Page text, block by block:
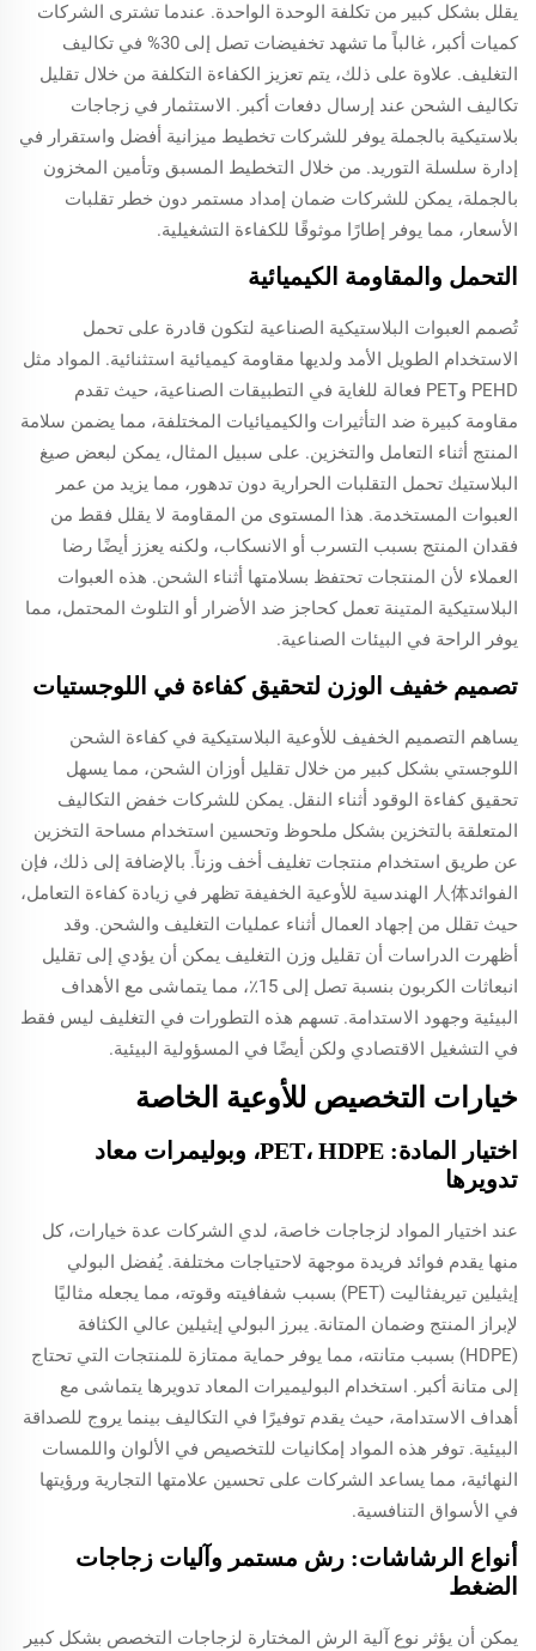
يقلل بشكل كبير من تكلفة الوحدة الواحدة. عندما تشترى الشركات
كميات أكبر، غالباً ما تشهد تخفيضات تصل إلى 30% في تكاليف
التغليف. علاوة على ذلك، يتم تعزيز الكفاءة التكلفة من خلال تقليل
تكاليف الشحن عند إرسال دفعات أكبر. الاستثمار في زجاجات
بلاستيكية بالجملة يوفر للشركات تخطيط ميزانية أفضل واستقرار في
إدارة سلسلة التوريد. من خلال التخطيط المسبق وتأمين المخزون
بالجملة، يمكن للشركات ضمان إمداد مستمر دون خطر تقلبات
الأسعار، مما يوفر إطارًا موثوقًا للكفاءة التشغيلية.
التحمل والمقاومة الكيميائية
تُصمم العبوات البلاستيكية الصناعية لتكون قادرة على تحمل
الاستخدام الطويل الأمد ولديها مقاومة كيميائية استثنائية. المواد مثل
PEHD وPET فعالة للغاية في التطبيقات الصناعية، حيث تقدم
مقاومة كبيرة ضد التأثيرات والكيميائيات المختلفة، مما يضمن سلامة
المنتج أثناء التعامل والتخزين. على سبيل المثال، يمكن لبعض صيغ
البلاستيك تحمل التقلبات الحرارية دون تدهور، مما يزيد من عمر
العبوات المستخدمة. هذا المستوى من المقاومة لا يقلل فقط من
فقدان المنتج بسبب التسرب أو الانسكاب، ولكنه يعزز أيضًا رضا
العملاء لأن المنتجات تحتفظ بسلامتها أثناء الشحن. هذه العبوات
البلاستيكية المتينة تعمل كحاجز ضد الأضرار أو التلوث المحتمل، مما
يوفر الراحة في البيئات الصناعية.
تصميم خفيف الوزن لتحقيق كفاءة في اللوجستيات
يساهم التصميم الخفيف للأوعية البلاستيكية في كفاءة الشحن
اللوجستي بشكل كبير من خلال تقليل أوزان الشحن، مما يسهل
تحقيق كفاءة الوقود أثناء النقل. يمكن للشركات خفض التكاليف
المتعلقة بالتخزين بشكل ملحوظ وتحسين استخدام مساحة التخزين
عن طريق استخدام منتجات تغليف أخف وزناً. بالإضافة إلى ذلك، فإن
الفوائد人体 الهندسية للأوعية الخفيفة تظهر في زيادة كفاءة التعامل،
حيث تقلل من إجهاد العمال أثناء عمليات التغليف والشحن. وقد
أظهرت الدراسات أن تقليل وزن التغليف يمكن أن يؤدي إلى تقليل
انبعاثات الكربون بنسبة تصل إلى 15٪، مما يتماشى مع الأهداف
البيئية وجهود الاستدامة. تسهم هذه التطورات في التغليف ليس فقط
في التشغيل الاقتصادي ولكن أيضًا في المسؤولية البيئية.
خيارات التخصيص للأوعية الخاصة
اختيار المادة: PET، HDPE، وبوليمرات معاد
تدويرها
عند اختيار المواد لزجاجات خاصة، لدي الشركات عدة خيارات، كل
منها يقدم فوائد فريدة موجهة لاحتياجات مختلفة. يُفضل البولي
إيثيلين تيريفثاليت (PET) بسبب شفافيته وقوته، مما يجعله مثاليًا
لإبراز المنتج وضمان المتانة. يبرز البولي إيثيلين عالي الكثافة
(HDPE) بسبب متانته، مما يوفر حماية ممتازة للمنتجات التي تحتاج
إلى متانة أكبر. استخدام البوليميرات المعاد تدويرها يتماشى مع
أهداف الاستدامة، حيث يقدم توفيرًا في التكاليف بينما يروج للصداقة
البيئية. توفر هذه المواد إمكانيات للتخصيص في الألوان واللمسات
النهائية، مما يساعد الشركات على تحسين علامتها التجارية ورؤيتها
في الأسواق التنافسية.
أنواع الرشاشات: رش مستمر وآليات زجاجات
الضغط
يمكن أن يؤثر نوع آلية الرش المختارة لزجاجات التخصص بشكل كبير